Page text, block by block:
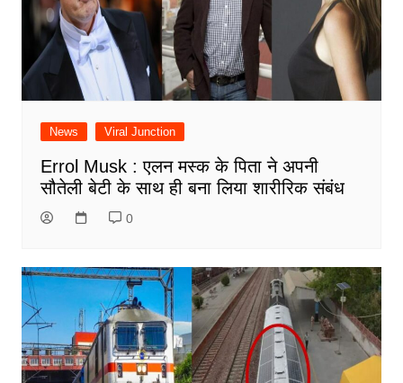
News Viral Junction
Errol Musk : एलन मस्क के पिता ने अपनी
सौतेली बेटी के साथ ही बना लिया शारीरिक संबंध
0